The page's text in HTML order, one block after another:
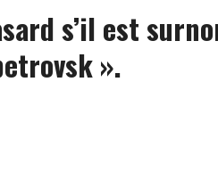
s’il est
».